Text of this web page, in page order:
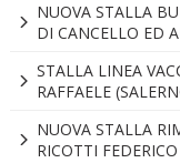
NUOVA STALLA
DI CANCELLO ED
STALLA LINEA
RAFFAELE
NUOVA STALLA
RICOTTI